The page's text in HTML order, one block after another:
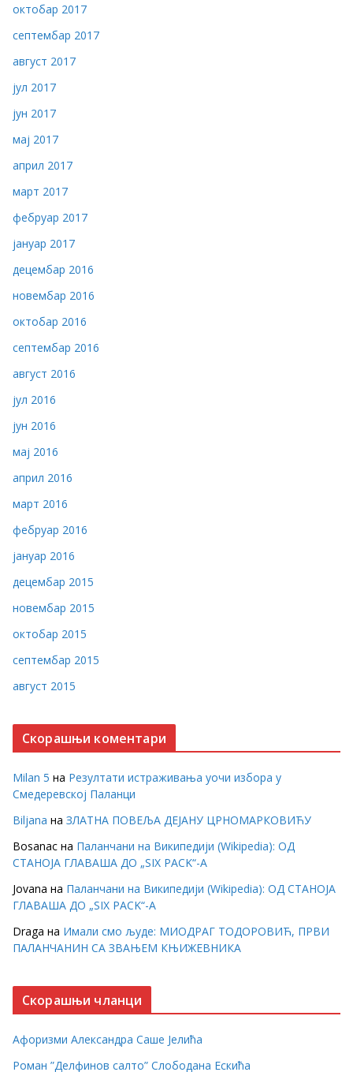
октобар 2017
септембар 2017
август 2017
јул 2017
јун 2017
мај 2017
април 2017
март 2017
фебруар 2017
јануар 2017
децембар 2016
новембар 2016
октобар 2016
септембар 2016
август 2016
јул 2016
јун 2016
мај 2016
април 2016
март 2016
фебруар 2016
јануар 2016
децембар 2015
новембар 2015
октобар 2015
септембар 2015
август 2015
Скорашњи коментари
Milan 5 на Резултати истраживања уочи избора у
Смедеревској Паланци
Biljana на ЗЛАТНА ПОВЕЉА ДЕЈАНУ ЦРНОМАРКОВИЋУ
Bosanac на Паланчани на Википедији (Wikipedia): ОД
СТАНОЈА ГЛАВАША ДО „SIX PACK“-А
Jovana на Паланчани на Википедији (Wikipedia): ОД СТАНОЈА
ГЛАВАША ДО „SIX PACK“-А
Draga на Имали смо људе: МИОДРАГ ТОДОРОВИЋ, ПРВИ
ПАЛАНЧАНИН СА ЗВАЊЕМ КЊИЖЕВНИКА
Скорашњи чланци
Афоризми Александра Саше Јелића
Роман ”Делфинов салто” Слободана Ескића